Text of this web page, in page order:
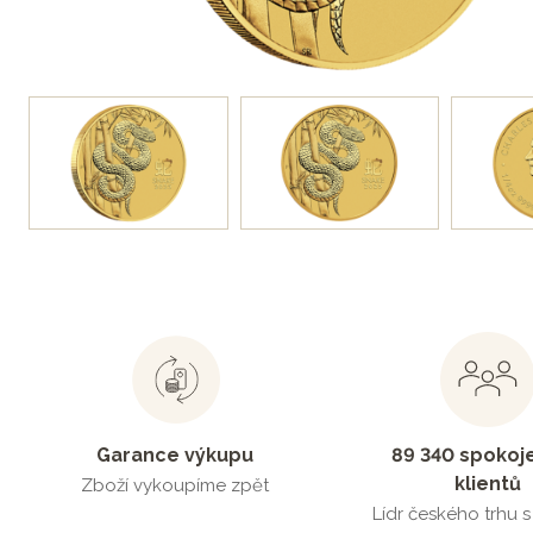
Garance výkupu
Zboží vykoupíme zpět
89 340
klientů
Lídr českého trhu